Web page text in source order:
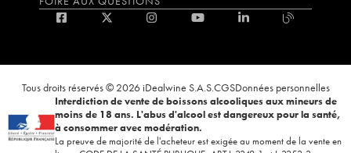
Tous droits réservés © 2026 iDealwine S.A.S.CGSDonnées personnelles
Interdiction de vente de boissons alcooliques aux mineurs de
moins de 18 ans. L'abus d'alcool est dangereux pour la santé,
à consommer avec modération.
La preuve de majorité de l'acheteur est exigée au moment de la vente en